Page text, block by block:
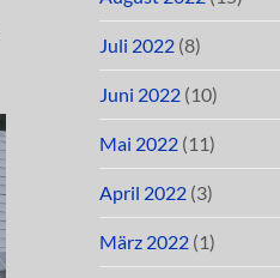
Juli 2022 (8)
Juni 2022 (10)
Mai 2022 (11)
April 2022 (3)
März 2022 (1)